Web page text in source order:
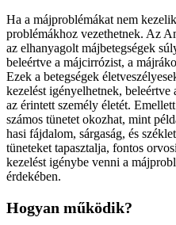
Ha a májproblémákat nem
problémákhoz vezethetnek. Az
az elhanyagolt májbetegségek
beleértve a májcirrózist, a
Ezek a betegségek
kezelést igényelhetnek,
az érintett személy életét.
számos tünetet okozhat, mint
hasi fájdalom, sárgaság, és
tüneteket tapasztalja, fontos
kezelést igénybe venni a
érdekében.
Hogyan működik?